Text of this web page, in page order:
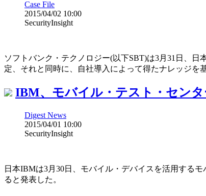
Case File
2015/04/02 10:00
SecurityInsight
ソフトバンク・テクノロジー(以下SBT)は3月31日、日
定、それと同時に、自社導入によって得たナレッジを
IBM、モバイル・テスト・セン
Digest News
2015/04/01 10:00
SecurityInsight
日本IBMは3月30日、モバイル・デバイスを活用する
ると発表した。